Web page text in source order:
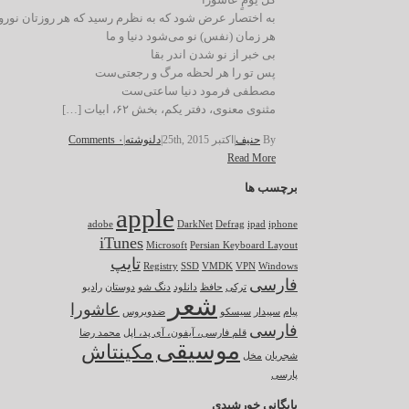
به اختصار عرض شود که به نظرم رسید که هر روزتان
هر زمان (نفس) نو می‌شود دنیا و ما
بی خبر از نو شدن اندر بقا
پس تو را هر لحظه مرگ و رجعتی‌ست
مصطفی فرمود دنیا ساعتی‌ست
مثنوی معنوی، دفتر یکم، بخش ۶۲، ابیات […]
By حنیف|اکتبر 25th, 2015 |دلنوشته| ۰ Comments
Read More
برچسب ها
adobe apple DarkNet Defrag ipad iphone
iTunes Microsoft Persian Keyboard Layout
Registry SSD VMDK VPN Windows
تایپ
فارسی ترکی حافظ دانلود دنگ شو دوستان رادیو
پیام سپیدار سیسکو شعر ضدویروس عاشورا
فارسی قلم فارسی، آیفون، آی پد، اپل محمد رضا
شجریان مخل موسیقی مکینتاش
پارسی
بایگانی خورشیدی